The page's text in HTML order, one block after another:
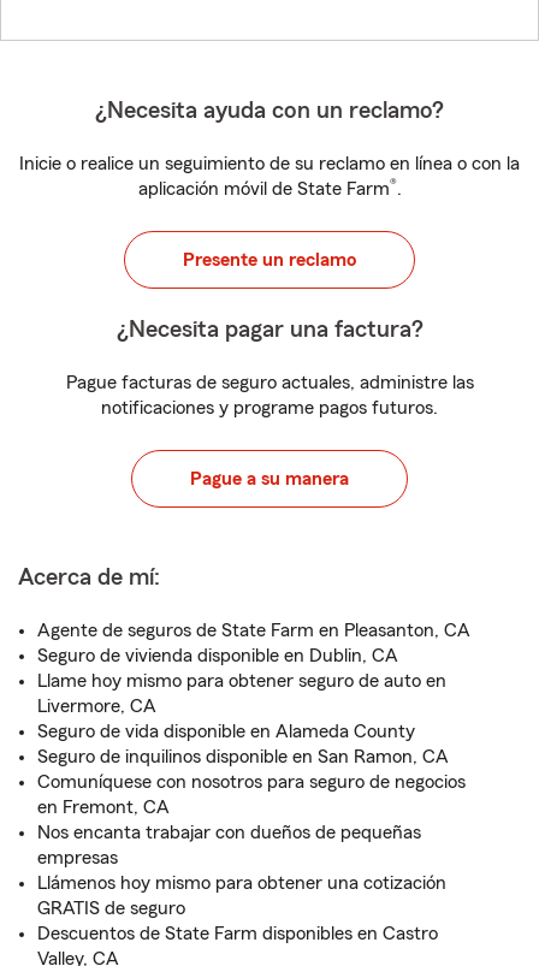
¿Necesita ayuda con un reclamo?
Inicie o realice un seguimiento de su reclamo en línea o con la
aplicación móvil de State Farm®.
Presente un reclamo
¿Necesita pagar una factura?
Pague facturas de seguro actuales, administre las
notificaciones y programe pagos futuros.
Pague a su manera
Acerca de mí:
Agente de seguros de State Farm en Pleasanton, CA
Seguro de vivienda disponible en Dublin, CA
Llame hoy mismo para obtener seguro de auto en
Livermore, CA
Seguro de vida disponible en Alameda County
Seguro de inquilinos disponible en San Ramon, CA
Comuníquese con nosotros para seguro de negocios
en Fremont, CA
Nos encanta trabajar con dueños de pequeñas
empresas
Llámenos hoy mismo para obtener una cotización
GRATIS de seguro
Descuentos de State Farm disponibles en Castro
Valley, CA